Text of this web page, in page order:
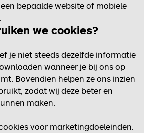
bepaalde website of mobiele
we cookies?
je niet steeds dezelfde informatie
wanneer je bij ons op
Bovendien helpen ze ons inzien
zodat wij deze beter en
maken.
voor marketingdoeleinden.